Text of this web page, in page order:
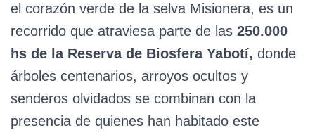
el corazón verde de la selva Misionera, es un
recorrido que atraviesa parte de las 250.000
hs de la Reserva de Biosfera Yabotí, donde
árboles centenarios, arroyos ocultos y
senderos olvidados se combinan con la
presencia de quienes han habitado este